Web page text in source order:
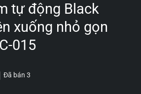
tự động Black
xuống nhỏ gọn
015
0.05 sao
Đã bán 3